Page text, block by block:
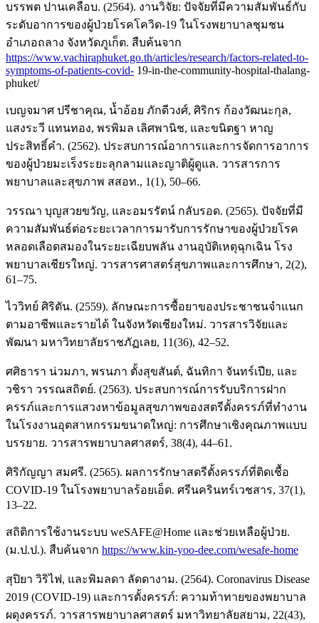
บรรพต ปานเคลือบ. (2564). งานวิจัย: ปัจจัยที่มีความสัมพันธ์กับ
ระดับอาการของผู้ป่วยโรคโควิด-19 ในโรงพยาบาลชุมชน
อำเภอถลาง จังหวัดภูเก็ต. สืบค้นจาก
https://www.vachiraphuket.go.th/articles/research/factors-related-to-
symptoms-of-patients-covid- 19-in-the-community-hospital-thalang-
phuket/
เบญจมาศ ปรีชาคุณ, น้ำอ้อย ภักดีวงศ์, ศิริกร ก้องวัฒนะกุล,
แสงระวี แทนทอง, พรพิมล เลิศพานิช, และขนิตฐา หาญ
ประสิทธิ์คำ. (2562). ประสบการณ์อาการและการจัดการอาการ
ของผู้ป่วยมะเร็งระยะลุกลามและญาติผู้ดูแล. วารสารการ
พยาบาลและสุขภาพ สสอท., 1(1), 50–66.
วรรณา บุญสวยขวัญ, และอมรรัตน์ กลับรอด. (2565). ปัจจัยที่มี
ความสัมพันธ์ต่อระยะเวลาการมารับการรักษาของผู้ป่วยโรค
หลอดเลือดสมองในระยะเฉียบพลัน งานอุบัติเหตุฉุกเฉิน โรง
พยาบาลเชียรใหญ่. วารสารศาสตร์สุขภาพและการศึกษา, 2(2),
61–75.
ไววิทย์ ศิริตัน. (2559). ลักษณะการซื้อยาของประชาชนจำแนก
ตามอาชีพและรายได้ ในจังหวัดเชียงใหม่. วารสารวิจัยและ
พัฒนา มหาวิทยาลัยราชภัฏเลย, 11(36), 42–52.
ศศิธารา น่วมภา, พรนภา ตั้งสุขสันต์, ฉันทิกา จันทร์เปีย, และ
วชิรา วรรณสถิตย์. (2563). ประสบการณ์การรับบริการฝาก
ครรภ์และการแสวงหาข้อมูลสุขภาพของสตรีตั้งครรภ์ที่ทํางาน
ในโรงงานอุตสาหกรรมขนาดใหญ่: การศึกษาเชิงคุณภาพแบบ
บรรยาย. วารสารพยาบาลศาสตร์, 38(4), 44–61.
ศิริกัญญา สมศรี. (2565). ผลการรักษาสตรีตั้งครรภ์ที่ติดเชื้อ
COVID-19 ในโรงพยาบาลร้อยเอ็ด. ศรีนครินทร์เวชสาร, 37(1),
13–22.
สถิติการใช้งานระบบ weSAFE@Home และช่วยเหลือผู้ป่วย.
(ม.ป.ป.). สืบค้นจาก https://www.kin-yoo-dee.com/wesafe-home
สุปิยา วิริไฟ, และพิมลดา ลัดดางาม. (2564). Coronavirus Disease
2019 (COVID-19) และการตั้งครรภ์: ความท้าทายของพยาบาล
ผดุงครรภ์. วารสารพยาบาลศาสตร์ มหาวิทยาลัยสยาม, 22(43),